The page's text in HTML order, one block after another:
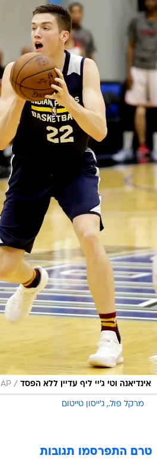
אינדיאנה וטי ג'יי ליף עדיין ללא הפסד /
AP
מרקל פול. ג'ייסון טייטום
טרם התפרסמו תגובות